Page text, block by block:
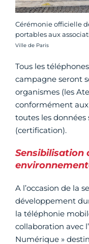
Cérémonie officielle
portables aux
Crédit photo :
Ville de Paris
Tous les
campagne seront
organismes (les
conformément
toutes les données
(certification).
Sensibilisation
A l’occasion de la
développement
la téléphonie
collaboration avec
Numérique »